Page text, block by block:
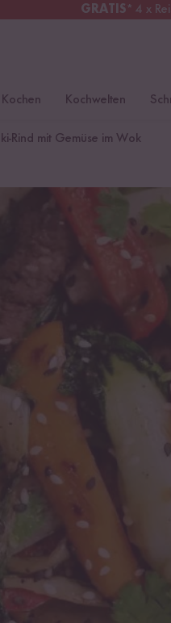
GRATIS* 4 x
Kochwelten
Rind mit Gemüse im Wok